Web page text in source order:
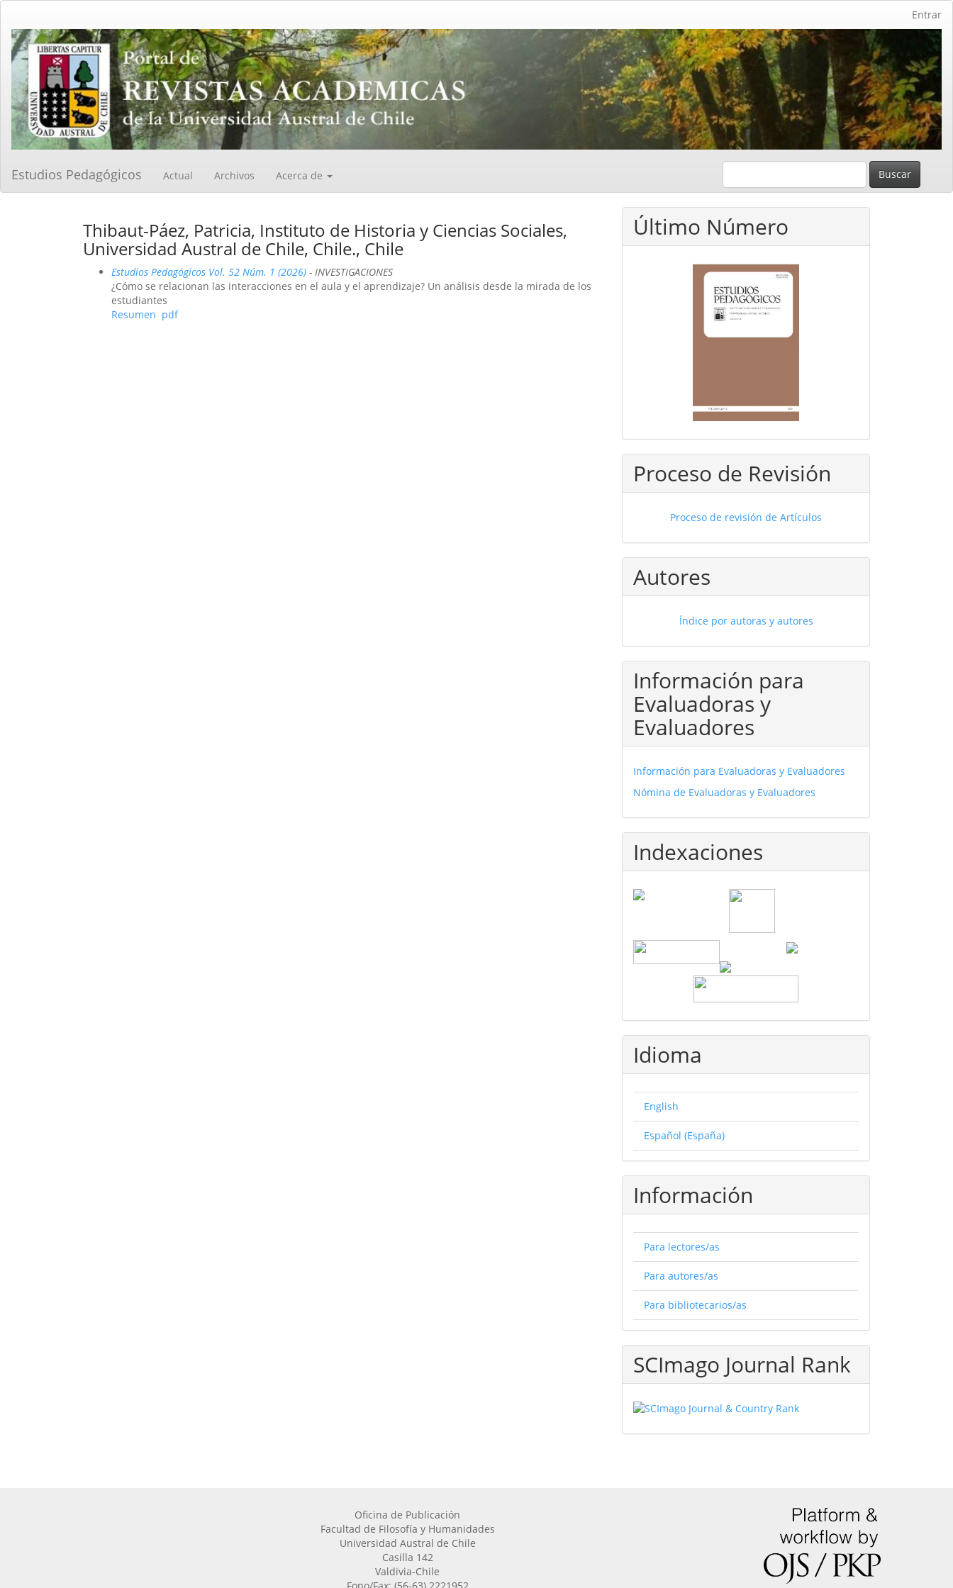
Contenido
principal
Barra
lateral
Entrar
Estudios Pedagógicos Actual Archivos Acerca de Buscar
Thibaut-Páez, Patricia, Instituto de Historia y Ciencias Sociales,
Universidad Austral de Chile, Chile., Chile
Estudios Pedagógicos Vol. 52 Núm. 1 (2026) - INVESTIGACIONES
¿Cómo se relacionan las interacciones en el aula y el aprendizaje? Un análisis desde la mirada de los
estudiantes
Resumen pdf
Último Número
Proceso de Revisión
Proceso de revisión de Artículos
Autores
Índice por autoras y autores
Información para
Evaluadoras y
Evaluadores
Información para Evaluadoras y Evaluadores
Nómina de Evaluadoras y Evaluadores
Indexaciones
Idioma
English
Español (España)
Información
Para lectores/as
Para autores/as
Para bibliotecarios/as
SCImago Journal Rank
Oficina de Publicación
Facultad de Filosofía y Humanidades
Universidad Austral de Chile
Casilla 142
Valdivia-Chile